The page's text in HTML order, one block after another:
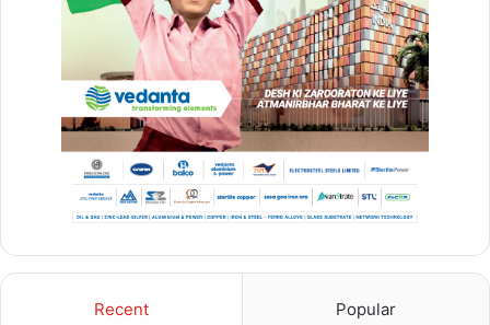
chhattisgarh बुलंद छत्तीसगढ़
Recent Popular